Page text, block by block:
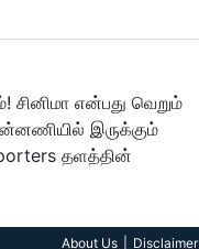
என்பது வெறும்
இருக்கும்
தளத்தின்
About Us Disclaimer